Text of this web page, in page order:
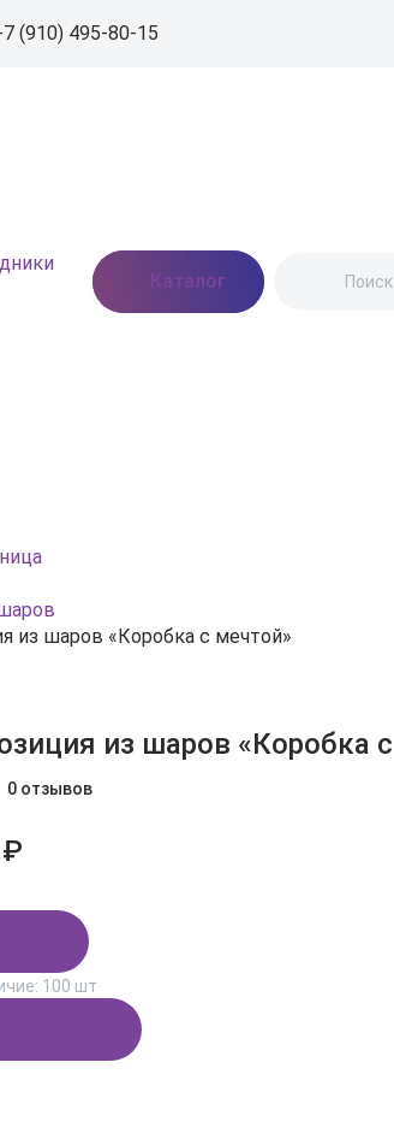
(910) 495-80-15
Москва, Востряковское
шоссе, дом 7, стр. 3
Каталог
из шаров «Коробка с мечтой»
из шаров «Коробка
0 отзывов
100 шт